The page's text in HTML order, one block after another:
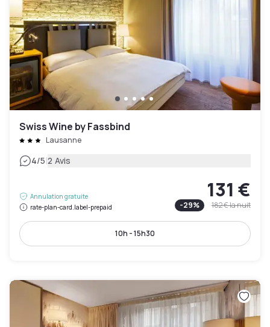
Swiss Wine by Fassbind
Lausanne
4/5|2 Avis
Annulation gratuite
rate-plan-card.label-prepaid
131 €
-29% 182 €la nuit
10h - 15h30